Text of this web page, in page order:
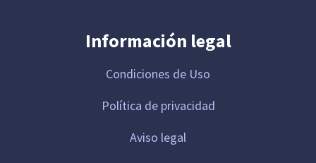
Información legal
Condiciones de Uso
Política de privacidad
Aviso legal